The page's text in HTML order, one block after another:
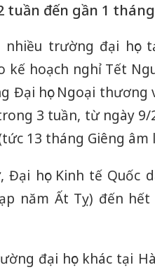
tuần đến gần 1
nhiều trường đại
kế hoạch nghỉ Tết
Đại học Ngoại thương
3 tuần, từ ngày
13 tháng Giêng âm
Đại học Kinh tế Quốc
năm Ất Tỵ) đến
đại học khác tại